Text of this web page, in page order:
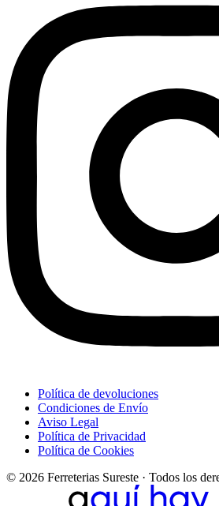
Política de devoluciones
Condiciones de Envío
Aviso Legal
Política de Privacidad
Política de Cookies
© 2026 Ferreterias Sureste · Todos los